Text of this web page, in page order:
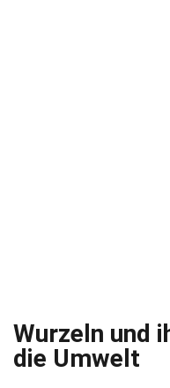
Wurzeln und
die Umwelt